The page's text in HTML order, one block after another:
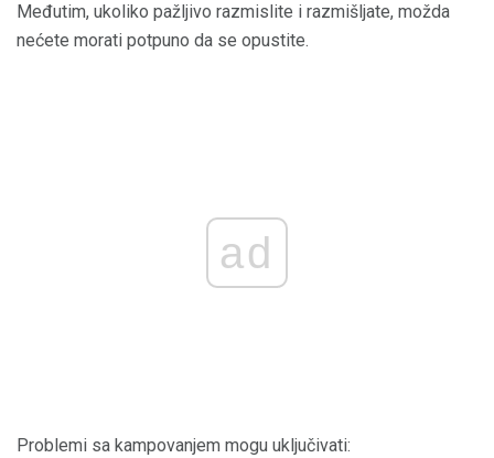
Međutim, ukoliko pažljivo razmislite i razmišljate, možda
nećete morati potpuno da se opustite.
ad
Problemi sa kampovanjem mogu uključivati: